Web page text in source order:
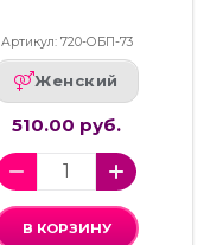
Артикул: 720-ОБП-73
Женский
510.00 руб.
В КОРЗИНУ